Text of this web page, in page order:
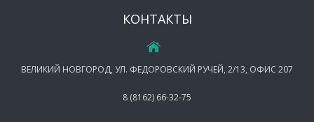
КОНТАКТЫ
ВЕЛИКИЙ НОВГОРОД, УЛ. ФЕДОРОВСКИЙ РУЧЕЙ, 2/13, ОФИС 207
8 (8162) 66-32-75